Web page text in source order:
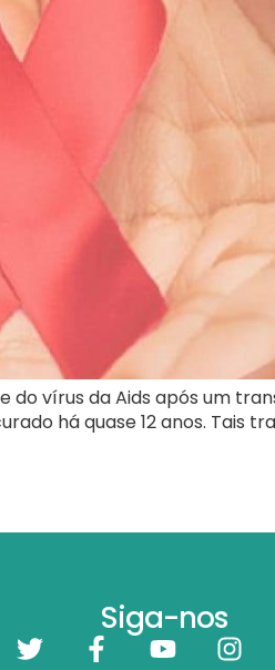
vírus da Aids após um
há quase 12 anos. Tais
Siga-nos